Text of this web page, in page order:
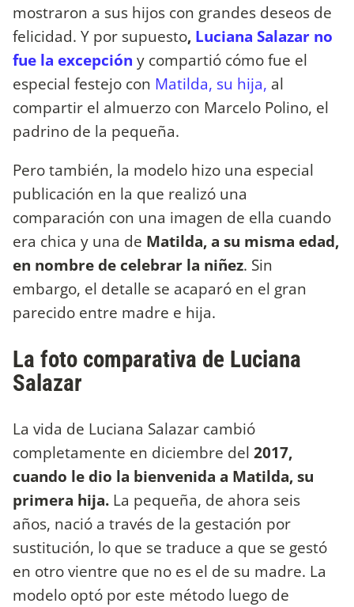
mostraron a sus hijos con grandes deseos de
felicidad. Y por supuesto, Luciana Salazar no
fue la excepción y compartió cómo fue el
especial festejo con Matilda, su hija, al
compartir el almuerzo con Marcelo Polino, el
padrino de la pequeña.
Pero también, la modelo hizo una especial
publicación en la que realizó una
comparación con una imagen de ella cuando
era chica y una de Matilda, a su misma edad,
en nombre de celebrar la niñez. Sin
embargo, el detalle se acaparó en el gran
parecido entre madre e hija.
La foto comparativa de Luciana
Salazar
La vida de Luciana Salazar cambió
completamente en diciembre del 2017,
cuando le dio la bienvenida a Matilda, su
primera hija. La pequeña, de ahora seis
años, nació a través de la gestación por
sustitución, lo que se traduce a que se gestó
en otro vientre que no es el de su madre. La
modelo optó por este método luego de